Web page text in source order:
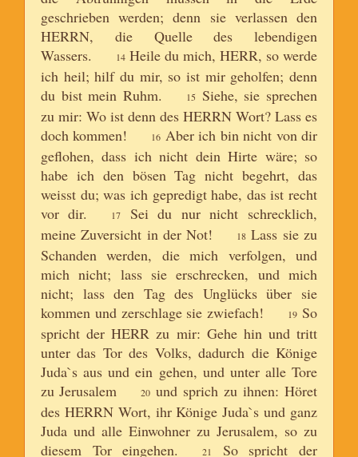
geschrieben werden; denn sie verlassen den
HERRN, die Quelle des lebendigen
Wassers.
14 Heile du mich, HERR, so werde
ich heil; hilf du mir, so ist mir geholfen; denn
du bist mein Ruhm.
15 Siehe, sie sprechen
zu mir: Wo ist denn des HERRN Wort? Lass es
doch kommen!
16 Aber ich bin nicht von dir
geflohen, dass ich nicht dein Hirte wäre; so
habe ich den bösen Tag nicht begehrt, das
weisst du; was ich gepredigt habe, das ist recht
vor dir.
17
Sei du nur nicht schrecklich,
meine Zuversicht in der Not!
18 Lass sie zu
Schanden werden, die mich verfolgen, und
mich nicht; lass sie erschrecken, und mich
nicht; lass den Tag des Unglücks über sie
kommen und zerschlage sie zwiefach!
19 So
spricht der HERR zu mir: Gehe hin und tritt
unter das Tor des Volks, dadurch die Könige
Juda`s aus und ein gehen, und unter alle Tore
zu Jerusalem
20 und sprich zu ihnen: Höret
des HERRN Wort, ihr Könige Juda`s und ganz
Juda und alle Einwohner zu Jerusalem, so zu
diesem Tor eingehen.
21
So spricht der